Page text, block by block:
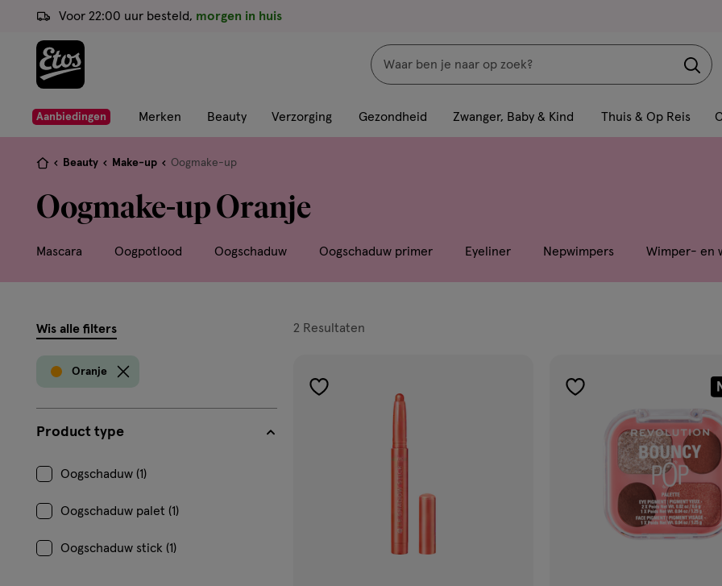
ga
de
hoofd
ga
naar
de
ga
naar
Voor 22:00 uur besteld, morgen in huis
Zoeken
met
dit
geavanceerde
Aanbiedingen Merken Beauty Verzorging Gezondheid Zwanger, Baby & Kind Thuis & Op Reis
Je
hier:
Beauty Make-up Oogmake-up
Oogmake-up Oranje
Mascara Oogpotlood Oogschaduw Oogschaduw primer Eyeliner Nepwimpers Wimper- en
filters
Wis alle filters
Oranje
Product type
Oogschaduw (1)
Oogschaduw palet (1)
Oogschaduw stick (1)
2 Resultaten
producten
toevoegen
toevoegen
verlanglijst